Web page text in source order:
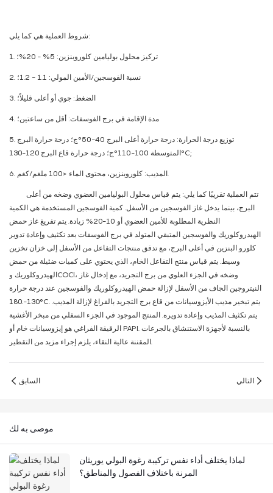
شروط العملية هي كما يلي:
1. تركيز محلول بوليامين كلوروبنزين: 5% - 20%؛
2. نسبة الفوسجين/الأمين المولي: 1.1 - 1.2؛
3. الضغط: جوي أو أعلى قليلاً؛
4. مدة الإقامة في برج الفوسفات: أقل من ساعتين؛
5. توزيع درجة الحرارة: درجة حرارة أعلى البرج 40-50°ج؛ درجة حرارة البرج
المتوسطة 100-110°ج؛ درجة حرارة قاع البرج 120-130°C;
6. المذيب: كلوروبنزين، محتوى الماء <100 ملغم/كغم.
تتم العملية تقريبًا كما يلي: يتم قياس محلول البوليامين العضوي وضخه من أعلى
البرج، بينما يدخل غاز الفوسجين من الأسفل. كمية الفوسجين المستخدمة هي الكمية
النظرية المطلوبة للأمين العضوي أو 10-20% زيادة. يتم تفريغ غاز حمض
الهيدروكلوريك والفوسجين المتبقي المتولد في برج الفوسفات بعد تكثيف وإعادة تدوير
كلورو البنزين في أعلى البرج، مع تدفق منتجات التفاعل من الأسفل إلى خزان تخزين
وسيط. يتم قياس منتج التفاعل الخام، الذي يحتوي على كميات ضئيلة من حمض
الهيدروكلوريك وCOCl، وضخه في الجزء العلوي من برج التجريد، مع إدخال غاز
النيتروجين الجاف من الأسفل لإزالة حمض الهيدروكلوريك والفوسجين عند درجة حرارة
130-.180°C. يتم تبخير مذيب الأيزوسيانات من قاع برج التجريد بالفراغ لإزالة المذيب.
يتم تكثيف المذيب وإعادة تدويره. المنتج الموجود في الجزء السفلي من مبخر الأغشية
الرقيقة الفراغي هو إيزوسيانات خام أو PAPI. بالنسبة لأجهزة الاستنشاق بالجرعات
المقننة عالية النقاء، يلزم إجراء مزيد من التقطير.
السابق التالي
موصى به لك
لماذا يختلف أداء نفس تركيبة رغوة البولي يوريثان
المرنة باختلاف الفصول والمناطق؟